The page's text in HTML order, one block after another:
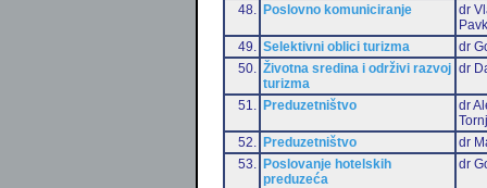
48.
Poslovno komuniciranje
dr
49.
Selektivni oblici turizma
dr
50.
Životna sredina i održivi razvoj
turizma
dr
51. Preduzetništvo
dr
52.
Preduzetništvo
dr
53.
Poslovanje hotelskih
preduzeća
dr